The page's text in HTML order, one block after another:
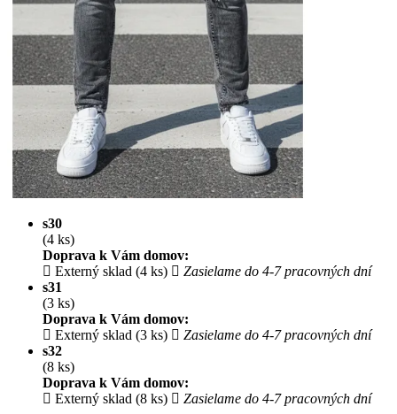
s30
(4 ks)
Doprava k Vám domov:
Externý sklad (4 ks)
Zasielame do 4-7 pracovných dní
s31
(3 ks)
Doprava k Vám domov:
Externý sklad (3 ks)
Zasielame do 4-7 pracovných dní
s32
(8 ks)
Doprava k Vám domov:
Externý sklad (8 ks)
Zasielame do 4-7 pracovných dní